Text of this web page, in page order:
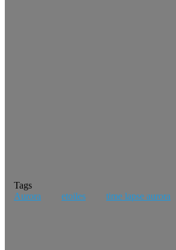
Tags
Aurora
etoiles time lapse aurora